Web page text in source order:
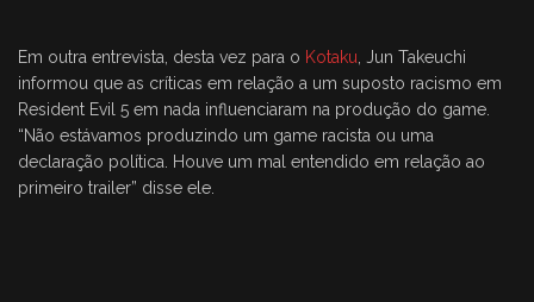
Em outra entrevista, desta vez para o Kotaku , Jun Takeuchi
informou que as críticas em relação a um suposto racismo em
Resident Evil 5 em nada influenciaram na produção do game.
“Não estávamos produzindo um game racista ou uma
declaração política. Houve um mal entendido em relação ao
primeiro trailer” disse ele.